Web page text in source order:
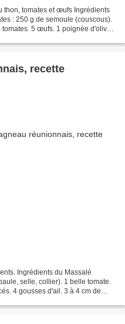
thon, tomates et œufs Ingrédients
: 250 g de semoule (couscous).
5 œufs. 1 poignée d'olives
recette
Ingrédients du Massalé
selle, collier). 1 belle tomate.
4 gousses d'ail. 3 à 4 cm de